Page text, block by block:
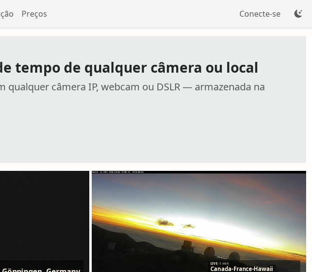
Preços Conecte-se
tempo de qualquer câmera ou local
câmera IP, webcam ou DSLR — armazenada na